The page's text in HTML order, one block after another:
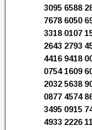
3095 6588
7678 6050
3318 0107
2643 2793
4416 9418
0754 1609
2032 5638
0877 4574
3495 0915
4933 2226